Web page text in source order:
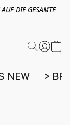
DIE GESAMTE
NEW >